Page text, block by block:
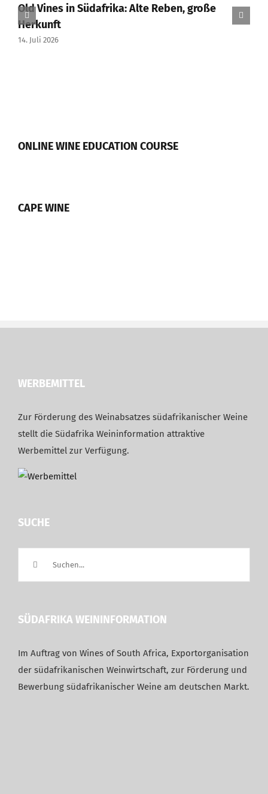
Old Vines in Südafrika: Alte Reben, große
Herkunft
14. Juli 2026
ONLINE WINE EDUCATION COURSE
CAPE WINE
WERBEMITTEL
Zur Förderung des Weinabsatzes südafrikanischer Weine
stellt die Südafrika Weininformation attraktive
Werbemittel zur Verfügung.
SUCHE
SÜDAFRIKA WEININFORMATION
Im Auftrag von Wines of South Africa, Exportorganisation
der südafrikanischen Weinwirtschaft, zur Förderung und
Bewerbung südafrikanischer Weine am deutschen Markt.